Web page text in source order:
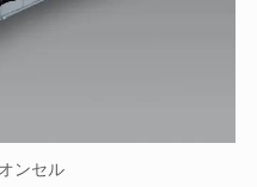
ンセル